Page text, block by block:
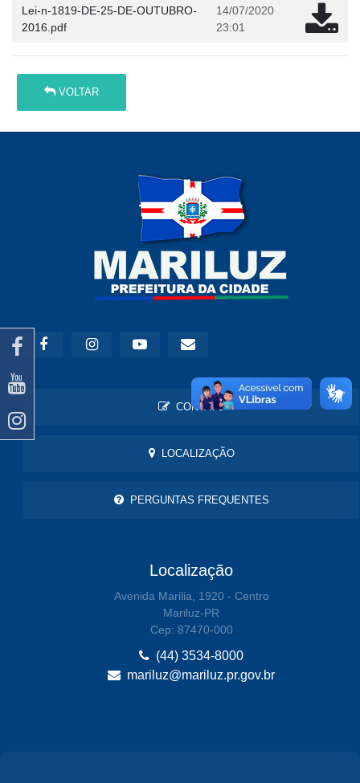
Lei-n-1819-DE-25-DE-OUTUBRO-
2016.pdf
14/07/2020
23:01
VOLTAR
CONTATO
LOCALIZAÇÃO
PERGUNTAS FREQUENTES
Localização
Avenida Marilia, 1920 - Centro
Mariluz-PR
Cep: 87470-000
(44) 3534-8000
mariluz@mariluz.pr.gov.br